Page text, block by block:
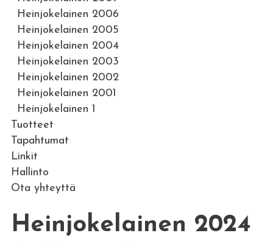
Heinjokelainen 2006
Heinjokelainen 2005
Heinjokelainen 2004
Heinjokelainen 2003
Heinjokelainen 2002
Heinjokelainen 2001
Heinjokelainen 1
Tuotteet
Tapahtumat
Linkit
Hallinto
Ota yhteyttä
Heinjokelainen 2024